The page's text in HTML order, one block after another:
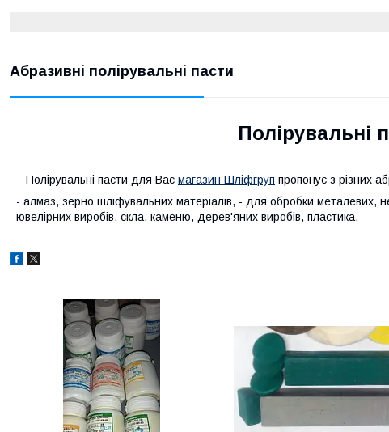
Абразивні полірувальні пасти
Полірувальні
Полірувальні пасти для Вас магазин Шліфгруп пропонує з різних
- алмаз, зерно шліфувальних матеріалів, - для обробки металевих,
ювелірних виробів, скла, каменю, дерев'яних виробів, пластика.